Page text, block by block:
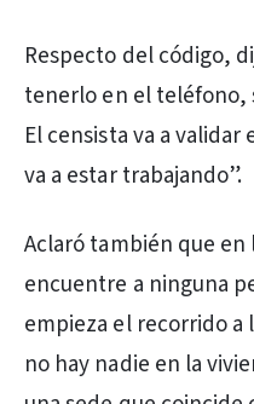
Respecto del código,
tenerlo en el teléfono,
El censista va a
va a estar trabajando”.
Aclaró también que en
encuentre a ninguna
empieza el recorrido a
no hay nadie en la